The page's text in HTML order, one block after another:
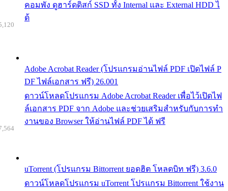
คอมพัง ดูฮาร์ดดิสก์ SSD ทั้ง Internal และ External HDD ไ
ด้
Adobe Acrobat Reader (โปรแกรมอ่านไฟล์ PDF เปิดไฟล์ P
DF ไฟล์เอกสาร ฟรี) 26.001
ดาวน์โหลดโปรแกรม Adobe Acrobat Reader เพื่อไว้เปิดไฟ
ล์เอกสาร PDF จาก Adobe และช่วยเสริมสำหรับกับการทำ
งานของ Browser ให้อ่านไฟล์ PDF ได้ ฟรี
uTorrent (โปรแกรม Bittorrent ยอดฮิต โหลดบิท ฟรี) 3.6.0
ดาวน์โหลดโปรแกรม uTorrent โปรแกรม Bittorrent ใช้งาน